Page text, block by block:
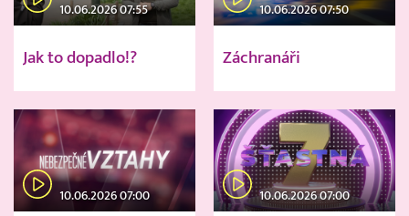
10.06.2026 07:55
Jak to dopadlo!?
10.06.2026 07:50
Záchranáři
10.06.2026 07:00 10.06.2026 07:00